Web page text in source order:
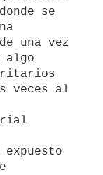
se
una vez
algo
veces al